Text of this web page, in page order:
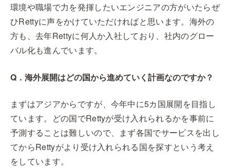
環境や職場で力を発揮したいエンジニアの方がいたらぜ
ひRettyに声をかけていただければと思います。海外の
方も、去年Rettyに何人か入社しており、社内のグロー
バル化も進んでいます。
Q．海外展開はどの国から進めていく計画なのですか？
まずはアジアからですが、今年中に5カ国展開を目指し
ています。どの国でRettyが受け入れられるかを事前に
予測することは難しいので、まず各国でサービスを出し
てからRettyがより受け入れられる国を探すという考え
をしています。